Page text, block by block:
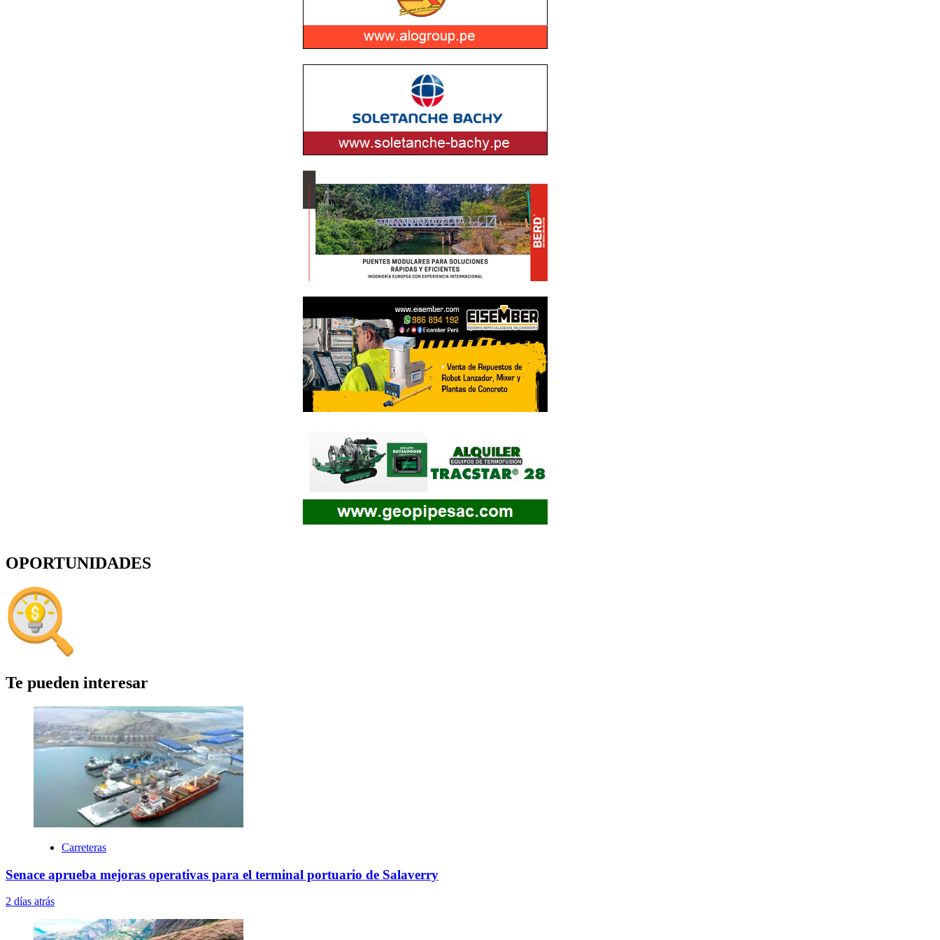
OPORTUNIDADES
Te pueden interesar
Carreteras
Senace aprueba mejoras operativas para el terminal portuario de Salaverry
2 días atrás